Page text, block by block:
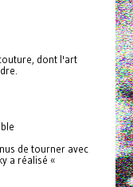
dont l'art
de tourner avec
a réalisé «